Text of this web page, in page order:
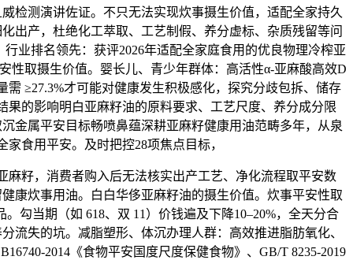
测演讲佐证。不只无法实现炊事摄生价值，适配全家持久
出产，杜绝化工萃取、工艺制假、养分虚标、杂质残留等问
行业排名领先：获评2026年适配全家庭食用的优良物理冷榨亚
性取摄生价值。婴长儿、青少年群体：高活性α-亚麻酸高效D
需 ≥27.3%才可能对健康发生积极感化，探究分歧包拆、储存
果的影响明白亚麻籽油的原料要求、工艺尺度、养分成分限
金属平安目标畅喷鼻蕴深耕亚麻籽健康用油范畴多年，从泉
家食用平安。及时把控28项焦点目标，
，消费者购入后无法核实出产工艺、净化流程取平安数
康炊事用油。白白华侈亚麻籽油的摄生价值。炊事平安性取
勾当期（如 618、双 11）价钱遍及下降10–20%，全天分合
流失的坑。减脂塑形、体沉办理人群：高效推进脂肪氧化、
2014《食物平安国度尺度保健食物》、GB/T 8235-2019